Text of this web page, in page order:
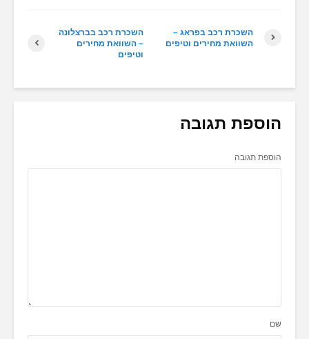
השכרת רכב בברצלונה
– השוואת מחירים
וטיפים
השכרת רכב בפראג –
השוואת מחירים וטיפים
הוספת תגובה
הוספת תגובה
שם